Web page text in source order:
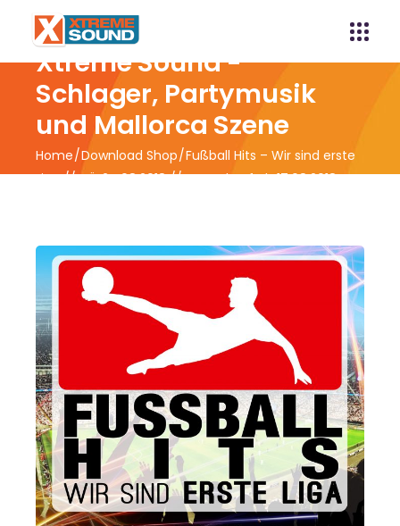
Xtreme Sound -
Schlager, Partymusik
und Mallorca Szene
Home Download Shop Fußball Hits – Wir sind erste
Liga // VÖ 24.08.2018 // Vorverkauf ab 17.08.2018